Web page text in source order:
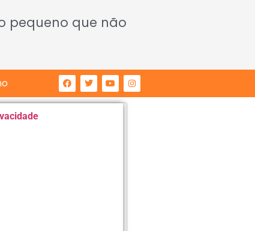
pequeno que não